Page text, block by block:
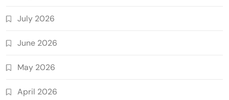
July 2026
June 2026
May 2026
April 2026